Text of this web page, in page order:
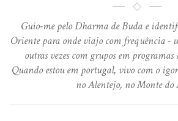
Guio-me pelo Dharma de Buda e
Oriente para onde viajo com frequência -
outras vezes com grupos em
Quando estou em portugal, vivo com o
no Alentejo, no Monte do